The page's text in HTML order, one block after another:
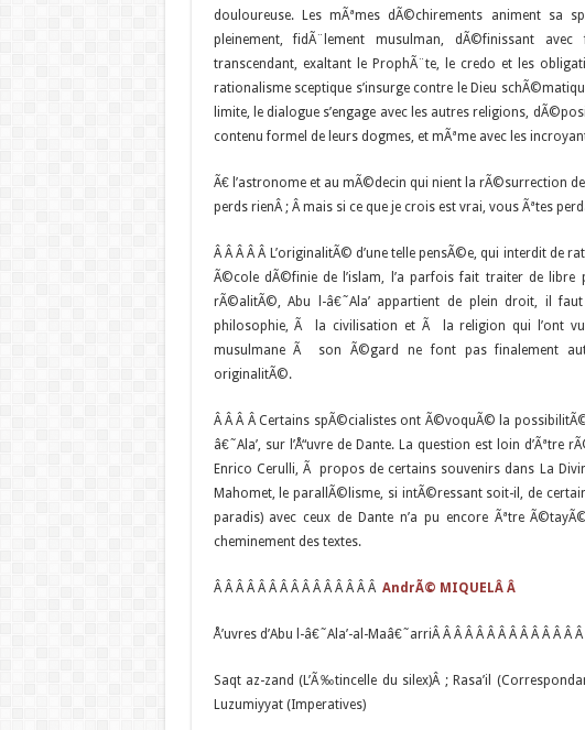
douloureuse. Les mÃªmes dÃ©chirements animent sa
pleinement, fidÃ¨lement musulman, dÃ©finissant
transcendant, exaltant le ProphÃ¨te, le credo et les
rationalisme sceptique s’insurge contre le Dieu
limite, le dialogue s’engage avec les autres religions,
contenu formel de leurs dogmes, et mÃªme avec les
Ã€ l’astronome et au mÃ©decin qui nient la rÃ©surrection
perds rienÂ ; Â mais si ce que je crois est vrai, vous Ãªtes
ÂÂ Â Â Â L’originalitÃ© d’une telle pensÃ©e, qui interdit de
Ã©cole dÃ©finie de l’islam, l’a parfois fait traiter de libre
rÃ©alitÃ©, Abu l-â€˜Ala’ appartient de plein droit, il
philosophie, Ã la civilisation et Ã la religion qui l’ont vu
musulmane Ã son Ã©gard ne font pas finalement
originalitÃ©.
Â Â Â Â Certains spÃ©cialistes ont Ã©voquÃ© la
â€˜Ala’, sur l’Å“uvre de Dante. La question est loin
Enrico Cerulli, Ã propos de certains souvenirs dans La
Mahomet, le parallÃ©lisme, si intÃ©ressant soit-il, de
paradis) avec ceux de Dante n’a pu encore Ãªtre
cheminement des textes.
Â Â Â Â Â Â Â Â Â Â Â Â Â Â Â AndrÃ© MIQUELÂ Â
Å’uvres d’Abu l-â€˜Ala’-al-Maâ€˜arriÂ Â Â Â Â Â Â Â Â Â Â Â Â
Saqt az-zand (L’Ã‰tincelle du silex)Â ; Rasa’il
Luzumiyyat (Imperatives)